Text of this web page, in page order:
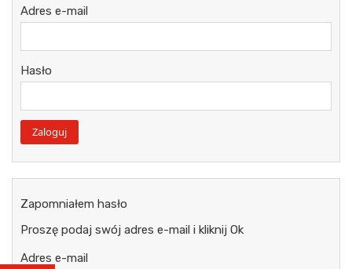
Adres e-mail
Hasło
Zapomniałem hasło
Proszę podaj swój adres e-mail i kliknij Ok
Adres e-mail